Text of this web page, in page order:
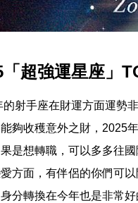
「超強運星座」
的射手座在財運方面運勢
夠收穫意外之財，2025
是想轉職，可以多多往
方面，有伴侶的你們可
分轉換在今年也是非常